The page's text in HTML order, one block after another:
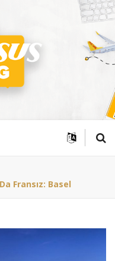
Fransız: Basel